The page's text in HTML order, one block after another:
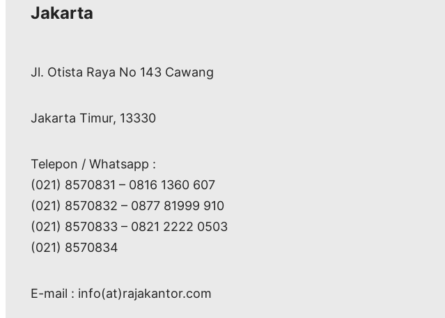
Jakarta
Jl. Otista Raya No 143 Cawang
Jakarta Timur, 13330
Telepon / Whatsapp :
(021) 8570831 – 0816 1360 607
(021) 8570832 – 0877 81999 910
(021) 8570833 – 0821 2222 0503
(021) 8570834
E-mail : info(at)rajakantor.com